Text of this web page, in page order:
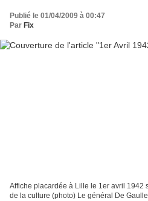
Publié le 01/04/2009 à 00:47
Par Fix
Affiche placardée à Lille le 1er avril 1942
de la culture (photo) Le général De